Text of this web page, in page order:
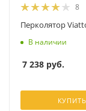
8
Перколятор
В наличии
7 238 руб.
КУПИТЬ